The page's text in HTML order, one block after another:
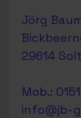
Jörg
29614
Mob.:
info@jb-